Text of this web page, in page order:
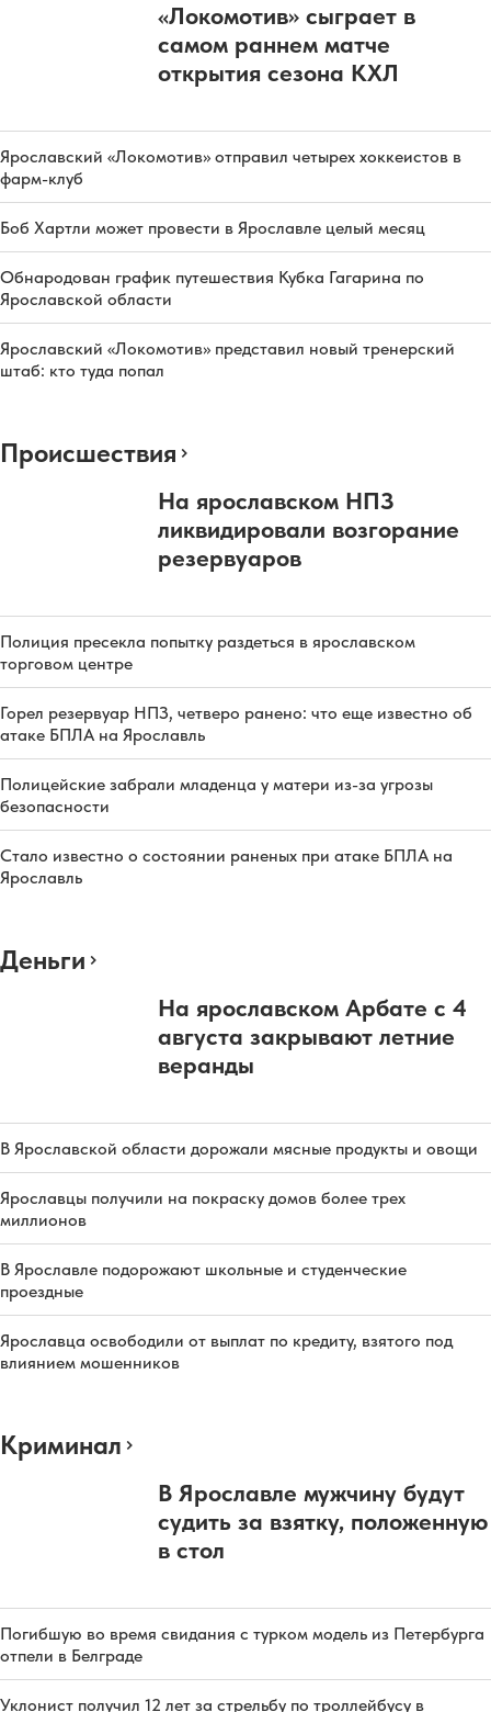
«Локомотив» сыграет в
самом раннем матче
открытия сезона КХЛ
Ярославский «Локомотив» отправил четырех хоккеистов в
фарм-клуб
Боб Хартли может провести в Ярославле целый месяц
Обнародован график путешествия Кубка Гагарина по
Ярославской области
Ярославский «Локомотив» представил новый тренерский
штаб: кто туда попал
Происшествия
На ярославском НПЗ
ликвидировали возгорание
резервуаров
Полиция пресекла попытку раздеться в ярославском
торговом центре
Горел резервуар НПЗ, четверо ранено: что еще известно об
атаке БПЛА на Ярославль
Полицейские забрали младенца у матери из-за угрозы
безопасности
Стало известно о состоянии раненых при атаке БПЛА на
Ярославль
Деньги
На ярославском Арбате с 4
августа закрывают летние
веранды
В Ярославской области дорожали мясные продукты и овощи
Ярославцы получили на покраску домов более трех
миллионов
В Ярославле подорожают школьные и студенческие
проездные
Ярославца освободили от выплат по кредиту, взятого под
влиянием мошенников
Криминал
В Ярославле мужчину будут
судить за взятку, положенную
в стол
Погибшую во время свидания с турком модель из Петербурга
отпели в Белграде
Уклонист получил 12 лет за стрельбу по троллейбусу в